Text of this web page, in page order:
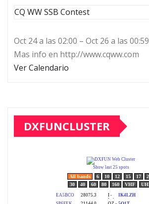
CQ WW SSB Contest
Oct 24 a las 02:00 – Oct 26 a las 00:59
Mas info en http://www.cqww.com
Ver Calendario
DXFUNCLUSTER